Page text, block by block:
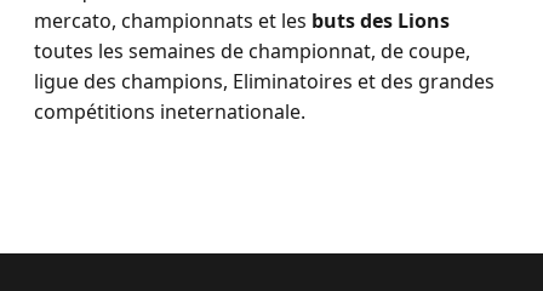
mercato, championnats et les buts des Lions
toutes les semaines de championnat, de coupe,
ligue des champions, Eliminatoires et des grandes
compétitions ineternationale.